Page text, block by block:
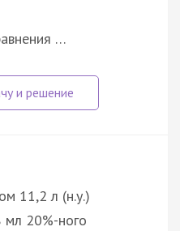
…
11,2 л (н.у.)
мл 20%-ного